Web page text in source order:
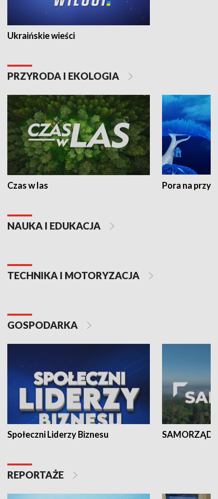
Ukraińskie wieści
PRZYRODA I EKOLOGIA
Czas w las Pora na
NAUKA I EDUKACJA
TECHNIKA I MOTORYZACJA
GOSPODARKA
Społeczni Liderzy Biznesu SAMORZĄD
REPORTAŻE